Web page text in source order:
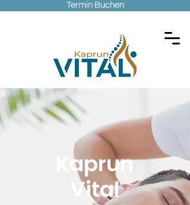
Termin Buchen
Kaprun
Vital